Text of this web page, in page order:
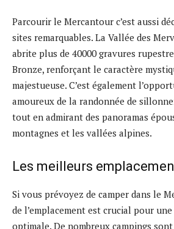
Parcourir le Mercantour c’est aussi
sites remarquables. La Vallée des
abrite plus de 40000 gravures
Bronze, renforçant le caractère
majestueuse. C’est également
amoureux de la randonnée de
tout en admirant des panoramas
montagnes et les vallées alpines.
Les meilleurs
Si vous prévoyez de camper dans le
de l’emplacement est crucial pour
optimale. De nombreux campings